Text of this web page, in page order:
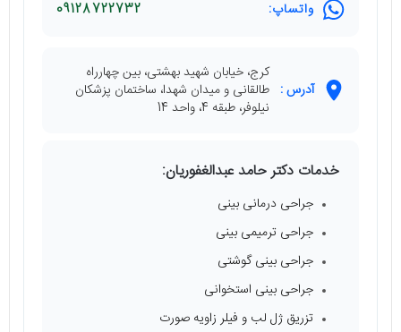
واتساپ: 09128722732
آدرس :
کرج، خیابان شهید بهشتی، بین چهارراه
طالقانی و میدان شهدا، ساختمان پزشکان
نیلوفر، طبقه 4، واحد 14
خدمات دکتر حامد عبدالغفوریان:
جراحی درمانی بینی
جراحی ترمیمی بینی
جراحی بینی گوشتی
جراحی بینی استخوانی
تزریق ژل لب و فیلر زاویه صورت